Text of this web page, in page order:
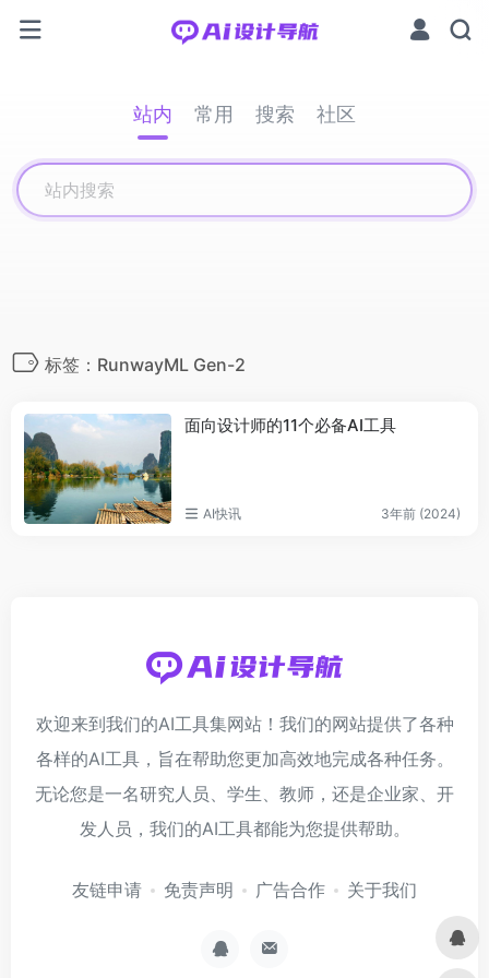
站内 常用 搜索 社区
标签：RunwayML Gen-2
面向设计师的11个必备AI工具
AI快讯 3年前 (2024)
欢迎来到我们的AI工具集网站！我们的网站提供了各种
各样的AI工具，旨在帮助您更加高效地完成各种任务。
无论您是一名研究人员、学生、教师，还是企业家、开
发人员，我们的AI工具都能为您提供帮助。
友链申请 免责声明 广告合作 关于我们